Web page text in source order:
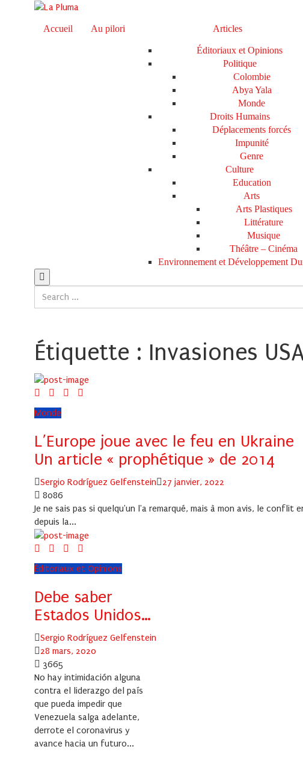
Accueil Au pilori Articles
Éditoriaux et Opinions
Politique
Colombie
Abya Yala
Monde
Droits Humains
Déplacements forcés
Impunité
Genre
Culture
Education
Arts
Arts Plastiques
Littérature
Musique
Théâtre – Cinéma
Environnement et Développement
Étiquette : Invasiones
Monde
L’Europe joue avec le feu en Ukraine
Un article « prophétique » de 2014
Author
Sergio Rodríguez Gelfenstein
Posted
27 janvier, 2022
8086
Je ne sais pas si quelqu'un l'a remarqué, mais à mon avis, le
depuis la...
Éditoriaux et Opinions
Debe saber
Estados Unidos…
Author
Sergio Rodríguez Gelfenstein
Posted
on
28 mars, 2020
3665
No hay intimidación alguna
contra el liderazgo del país
que pueda impedir que
Venezuela salga adelante,
derrote el coronavirus y
avance hacia un futuro...